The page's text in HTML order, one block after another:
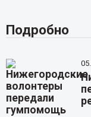
Подробно